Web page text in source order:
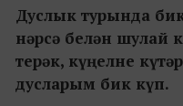
Дуслык турында
нәрсә белән шулай
терәк, күңелне
дусларым бик күп.